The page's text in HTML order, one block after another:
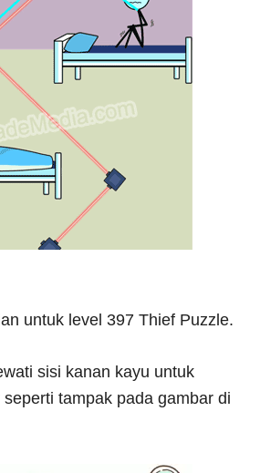
untuk level 397 Thief Puzzle.
sisi kanan kayu untuk
tampak pada gambar di